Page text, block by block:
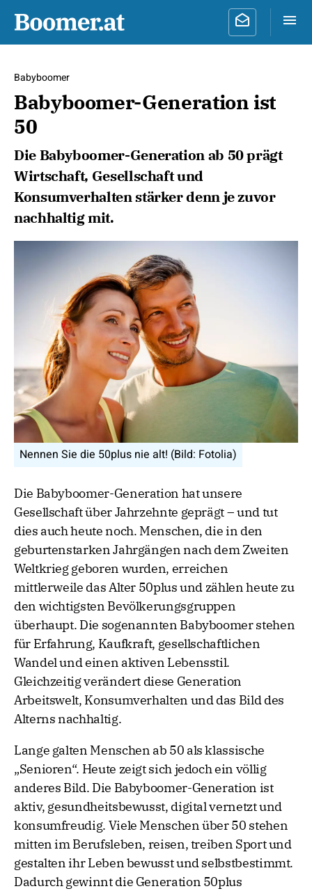
Babyboomer
Babyboomer-Generation ist
50
Die Babyboomer-Generation ab 50 prägt
Wirtschaft, Gesellschaft und
Konsumverhalten stärker denn je zuvor
nachhaltig mit.
Nennen Sie die 50plus nie alt! (Bild: Fotolia)
Die Babyboomer-Generation hat unsere
Gesellschaft über Jahrzehnte geprägt – und tut
dies auch heute noch. Menschen, die in den
geburtenstarken Jahrgängen nach dem Zweiten
Weltkrieg geboren wurden, erreichen
mittlerweile das Alter 50plus und zählen heute zu
den wichtigsten Bevölkerungsgruppen
überhaupt. Die sogenannten Babyboomer stehen
für Erfahrung, Kaufkraft, gesellschaftlichen
Wandel und einen aktiven Lebensstil.
Gleichzeitig verändert diese Generation
Arbeitswelt, Konsumverhalten und das Bild des
Alterns nachhaltig.
Lange galten Menschen ab 50 als klassische
„Senioren“. Heute zeigt sich jedoch ein völlig
anderes Bild. Die Babyboomer-Generation ist
aktiv, gesundheitsbewusst, digital vernetzt und
konsumfreudig. Viele Menschen über 50 stehen
mitten im Berufsleben, reisen, treiben Sport und
gestalten ihr Leben bewusst und selbstbestimmt.
Dadurch gewinnt die Generation 50plus